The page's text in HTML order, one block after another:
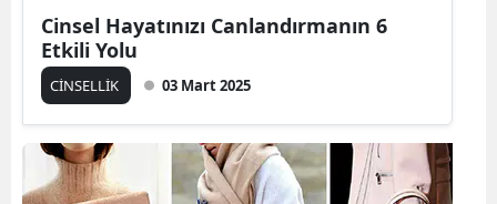
Cinsel Hayatınızı Canlandırmanın 6
Etkili Yolu
CİNSELLİK 03 Mart 2025